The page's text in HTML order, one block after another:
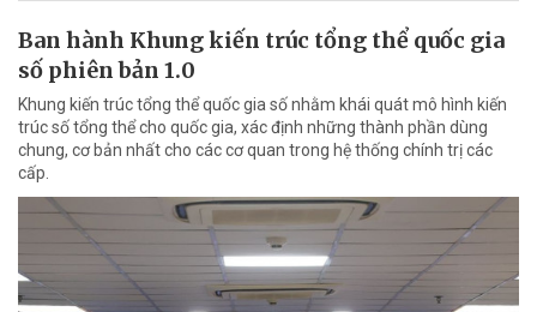
Ban hành Khung kiến trúc tổng thể quốc gia
số phiên bản 1.0
Khung kiến trúc tổng thể quốc gia số nhằm khái quát mô hình kiến
trúc số tổng thể cho quốc gia, xác định những thành phần dùng
chung, cơ bản nhất cho các cơ quan trong hệ thống chính trị các
cấp.